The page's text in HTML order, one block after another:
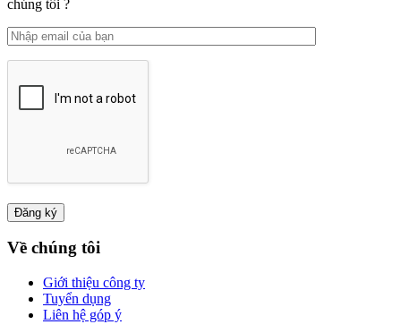
chúng tôi ?
Về chúng tôi
Giới thiệu công ty
Tuyển dụng
Liên hệ góp ý